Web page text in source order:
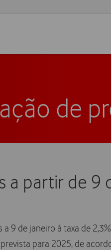
de
a partir de 9
9 de janeiro à taxa de
para 2025, de